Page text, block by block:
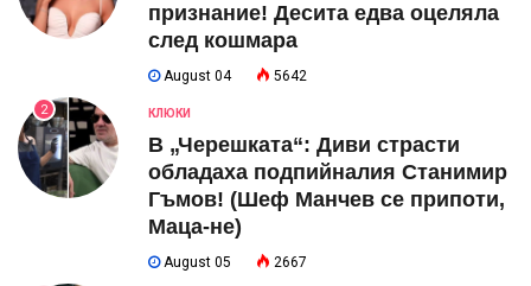
признание! Десита едва оцеляла
след кошмара
August 04 5642
2 КЛЮКИ
В „Черешката“: Диви страсти
обладаха подпийналия Станимир
Гъмов! (Шеф Манчев се припоти,
Маца-не)
August 05 2667